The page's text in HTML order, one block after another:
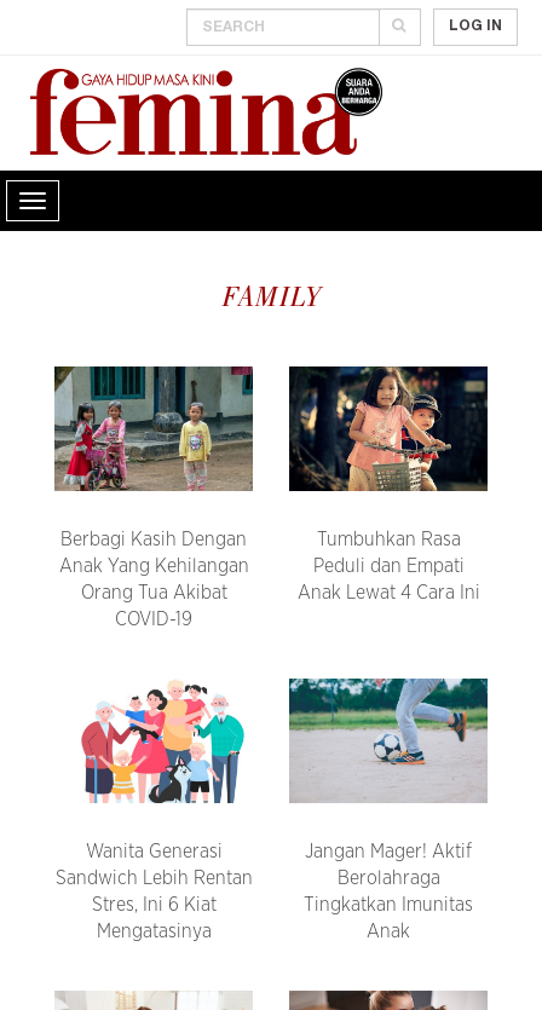
LOG IN
FAMILY
Berbagi Kasih Dengan
Anak Yang Kehilangan
Orang Tua Akibat
COVID-19
Tumbuhkan Rasa
Peduli dan Empati
Anak Lewat 4 Cara Ini
Wanita Generasi
Sandwich Lebih Rentan
Stres, Ini 6 Kiat
Mengatasinya
Jangan Mager! Aktif
Berolahraga
Tingkatkan Imunitas
Anak